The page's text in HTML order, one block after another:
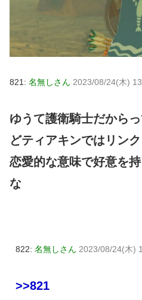
821: 名無しさん 2023/08/24(木)
ゆうて護衛騎士だから
どティアキンではリン
恋愛的な意味で好意を
な
822: 名無しさん 2023/08/24(木)
>>821